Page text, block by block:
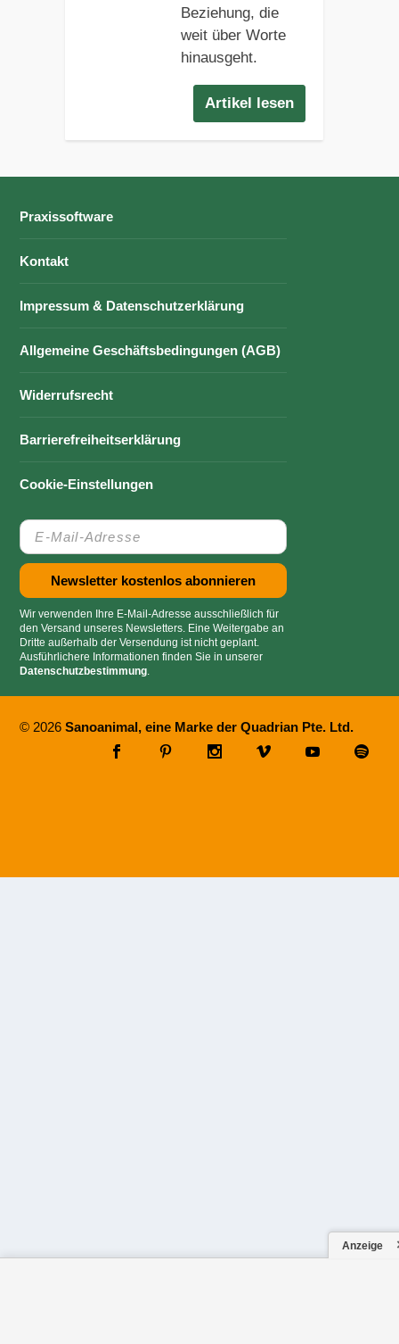
Beziehung, die
weit über Worte
hinausgeht.
Artikel lesen
Praxissoftware
Kontakt
Impressum & Datenschutzerklärung
Allgemeine Geschäftsbedingungen (AGB)
Widerrufsrecht
Barrierefreiheitserklärung
Cookie-Einstellungen
Wir verwenden Ihre E-Mail-Adresse ausschließlich für
den Versand unseres Newsletters. Eine Weitergabe an
Dritte außerhalb der Versendung ist nicht geplant.
Ausführlichere Informationen finden Sie in unserer
Datenschutzbestimmung.
© 2026Sanoanimal, eine Marke der Quadrian Pte. Ltd.
Anzeige